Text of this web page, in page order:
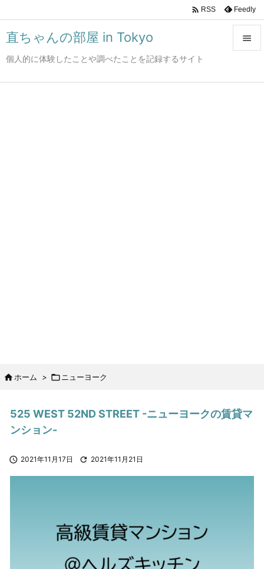
直ちゃんの部屋 in Tokyo
個人的に体験したことや調べたことを記録するサイト

 RSS Feedly
 ホーム >  ニューヨーク
525 WEST 52ND STREET -ニューヨークの賃貸マ
ンション-
 2021年11月17日  2021年11月21日